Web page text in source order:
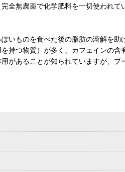
全無農薬で化学肥料を一切使われて
いものを食べた後の脂肪の溶解を助
持つ物質）が多く、カフェインの
があることが知られていますが、プ